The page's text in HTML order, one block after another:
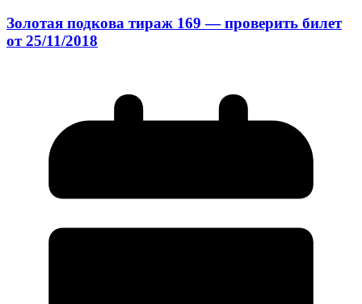
Золотая подкова тираж 169 — проверить билет
от 25/11/2018